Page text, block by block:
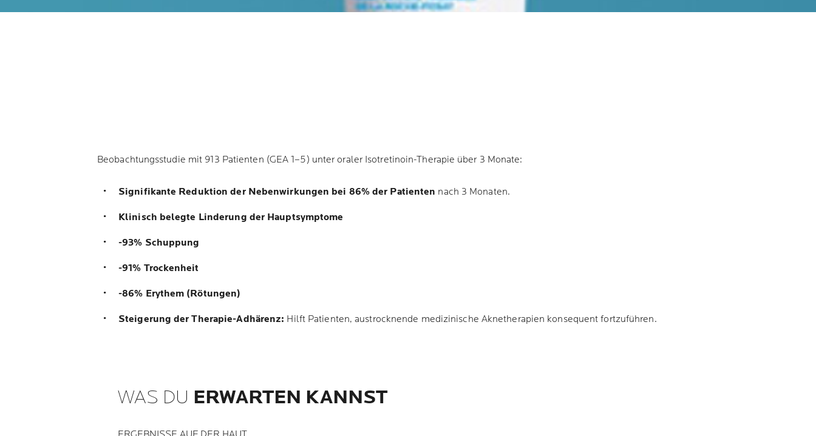
Beobachtungsstudie mit 913 Patienten (GEA 1–5) unter oraler Isotretinoin-Therapie über 3 Monate:
Signifikante Reduktion der Nebenwirkungen bei 86% der Patienten nach 3 Monaten.
Klinisch belegte Linderung der Hauptsymptome
-93% Schuppung
-91% Trockenheit
-86% Erythem (Rötungen)
Steigerung der Therapie-Adhärenz: Hilft Patienten, austrocknende medizinische Aknetherapien konsequent fortzuführen.
WAS DU ERWARTEN KANNST